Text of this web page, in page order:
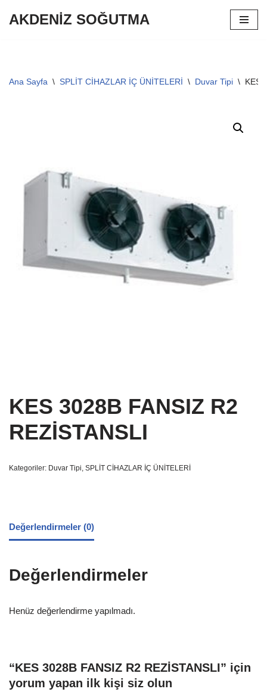
AKDENİZ SOĞUTMA
Ana Sayfa \ SPLİT CİHAZLAR İÇ ÜNİTELERİ \ Duvar Tipi \ KES
KES 3028B FANSIZ R2
REZİSTANSLI
Kategoriler: Duvar Tipi, SPLİT CİHAZLAR İÇ ÜNİTELERİ
Değerlendirmeler (0)
Değerlendirmeler
Henüz değerlendirme yapılmadı.
“KES 3028B FANSIZ R2 REZİSTANSLI” için
yorum yapan ilk kişi siz olun